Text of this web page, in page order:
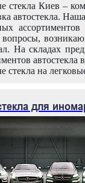
стекла Киев –
автостекла.
На складах
автостекла
стекла на
для